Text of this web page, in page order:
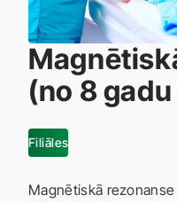
(no 8
Filiāles
Magnētiskā